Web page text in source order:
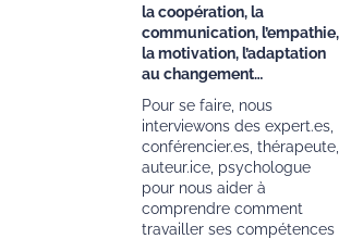
la coopération, la
communication, l’empathie,
la motivation, l’adaptation
au changement…
Pour se faire, nous
interviewons des expert.es,
conférencier.es, thérapeute,
auteur.ice, psychologue
pour nous aider à
comprendre comment
travailler ses compétences